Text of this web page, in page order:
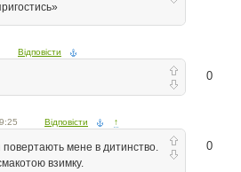
Відповісти
0
Відповісти ↑
0
мене в дитинство.
взимку.